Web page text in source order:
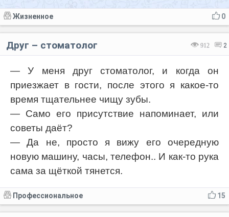
0
Жизненное
912 2
Друг – стоматолог
— У меня друг стоматолог, и когда он
приезжает в гости, после этого я какое-то
время тщательнее чищу зубы.
— Само его присутствие напоминает, или
советы даёт?
— Да не, просто я вижу его очередную
новую машину, часы, телефон.. И как-то рука
сама за щёткой тянется.
15
Профессиональное